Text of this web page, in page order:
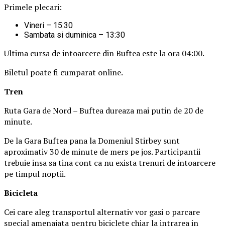
Primele plecari:
Vineri – 15:30
Sambata si duminica – 13:30
Ultima cursa de intoarcere din Buftea este la ora 04:00.
Biletul poate fi cumparat online.
Tren
Ruta Gara de Nord – Buftea dureaza mai putin de 20 de
minute.
De la Gara Buftea pana la Domeniul Stirbey sunt
aproximativ 30 de minute de mers pe jos. Participantii
trebuie insa sa tina cont ca nu exista trenuri de intoarcere
pe timpul noptii.
Bicicleta
Cei care aleg transportul alternativ vor gasi o parcare
special amenajata pentru biciclete chiar la intrarea in